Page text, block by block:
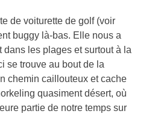
de voiturette de golf (voir
buggy là-bas. Elle nous a
les plages et surtout à la
se trouve au bout de la
chemin caillouteux et cache
quasiment désert, où
partie de notre temps sur